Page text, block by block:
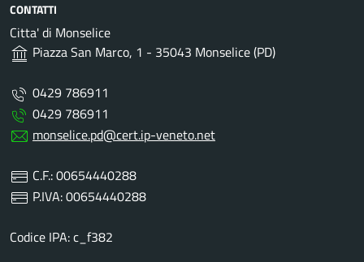
CONTATTI
Citta' di Monselice
Piazza San Marco, 1 - 35043 Monselice (PD)
0429 786911
0429 786911
monselice.pd@cert.ip-veneto.net
C.F.: 00654440288
P.IVA: 00654440288
Codice IPA: c_f382